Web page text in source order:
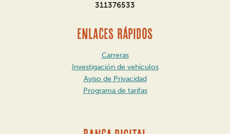
311376533
ENLACES RÁPIDOS
Carreras
Investigación de vehículos
Aviso de Privacidad
Programa de tarifas